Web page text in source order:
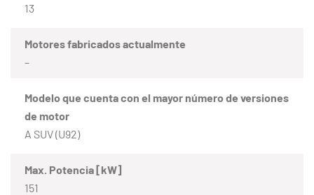
13
Motores fabricados actualmente
–
Modelo que cuenta con el mayor número de versiones
de motor
A SUV (U92)
Max. Potencia [kW]
151